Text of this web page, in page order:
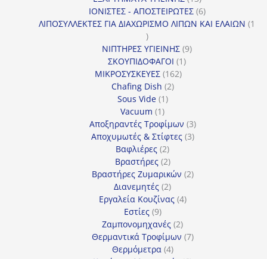
προϊόντα
ΙΟΝΙΣΤΕΣ - ΑΠΟΣΤΕΙΡΩΤΕΣ 66
προϊόντα
ΛΙΠΟΣΥΛΛΕΚΤΕΣ ΓΙΑ ΔΙΑΧΩΡΙΣΜΟ ΛΙΠΩΝ ΚΑΙ ΕΛΑΙΩΝ 1
1
προϊόν
ΝΙΠΤΗΡΕΣ ΥΓΙΕΙΝΗΣ 99
ΣΚΟΥΠΙΔΟΦΑΓΟΙ 11
ΜΙΚΡΟΣΥΣΚΕΥΕΣ 162162
Chafing Dish 22
Sous Vide 11
Vacuum 11
προϊόν
Αποξηραντές Τροφίμων 33
προϊόντα
Αποχυμωτές & Στίφτες 33
Βαφλιέρες 22
προϊόντα
Βραστήρες 22
προϊόντα
Βραστήρες Ζυμαρικών 22
Διανεμητές 22
προϊόντα
Εργαλεία Κουζίνας 44
Εστίες 99
προϊόντα
Ζαμπονομηχανές 22
προϊόντα
Θερμαντικά Τροφίμων 77
Θερμόμετρα 44